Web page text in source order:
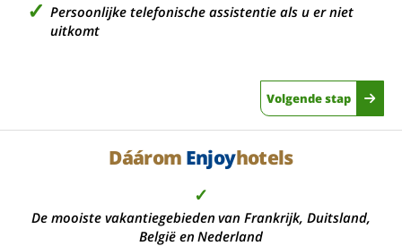
Persoonlijke telefonische assistentie als u er niet
uitkomt
Volgende stap
Dáárom Enjoyhotels
✓
De mooiste vakantiegebieden van Frankrijk, Duitsland,
België en Nederland